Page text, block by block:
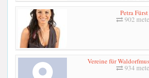
Petra Fürst
902
Vereine für
934